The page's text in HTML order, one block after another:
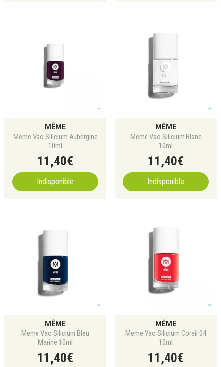
MÊME
Meme Vao Silicium Aubergine
10ml
11 ,40€
Indisponible
MÊME
Meme Vao Silicium Blanc
10ml
11 ,40€
Indisponible
MÊME
Meme Vao Silicium Bleu
Marine 10ml
11 ,40€
MÊME
Meme Vao Silicium Corail 04
10ml
11 ,40€